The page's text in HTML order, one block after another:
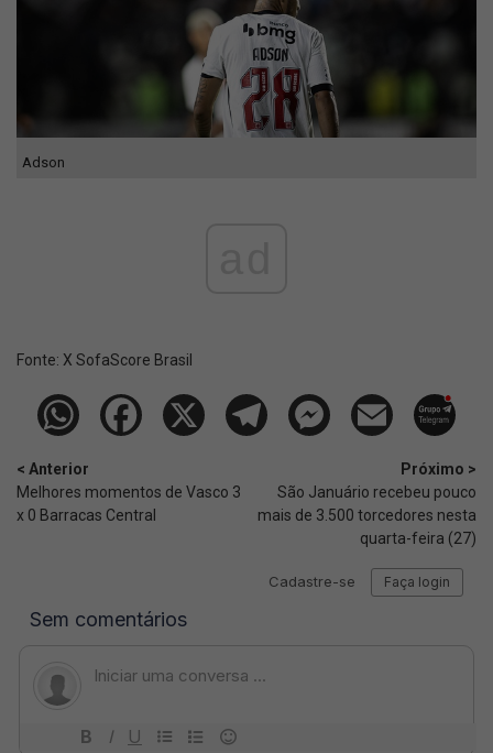
Adson
Fonte: X SofaScore Brasil
< Anterior
Melhores momentos de Vasco 3
x 0 Barracas Central
Próximo >
São Januário recebeu pouco
mais de 3.500 torcedores nesta
quarta-feira (27)